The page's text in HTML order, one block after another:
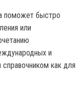
поможет быстро
или
и
как для